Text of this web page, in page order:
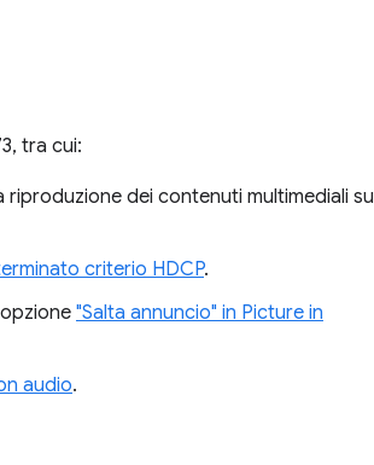
tra cui:
riproduzione dei contenuti multimediali su
criterio HDCP.
"Salta annuncio" in Picture in
audio.